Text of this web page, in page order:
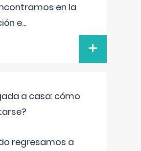
en la
e...
+
a casa: cómo
regresamos a